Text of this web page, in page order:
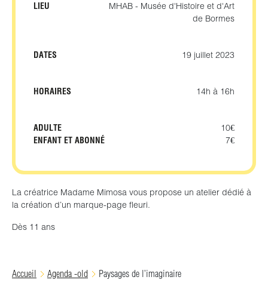
La créatrice Madame Mimosa vous propose un atelier dédié à
la création d’un marque-page fleuri.
Dès 11 ans
LIEU
MHAB - Musée d'Histoire et d'Art
de Bormes
DATES 19 juillet 2023
HORAIRES 14h à 16h
ADULTE
10€
ENFANT ET ABONNÉ
7€
Accueil Agenda -old Paysages de l’imaginaire